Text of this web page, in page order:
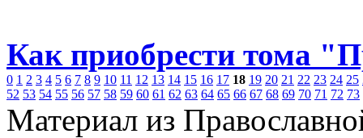
Как приобрести тома
0 1 2 3 4 5 6 7 8 9 10 11 12 13 14 15 16 17 18 19 20 21 22 23 24 25
52 53 54 55 56 57 58 59 60 61 62 63 64 65 66 67 68 69 70 71 72 73
Материал из